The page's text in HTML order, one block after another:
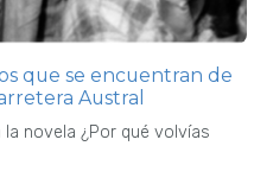
que se encuentran de
Austral
novela ¿Por qué volvías